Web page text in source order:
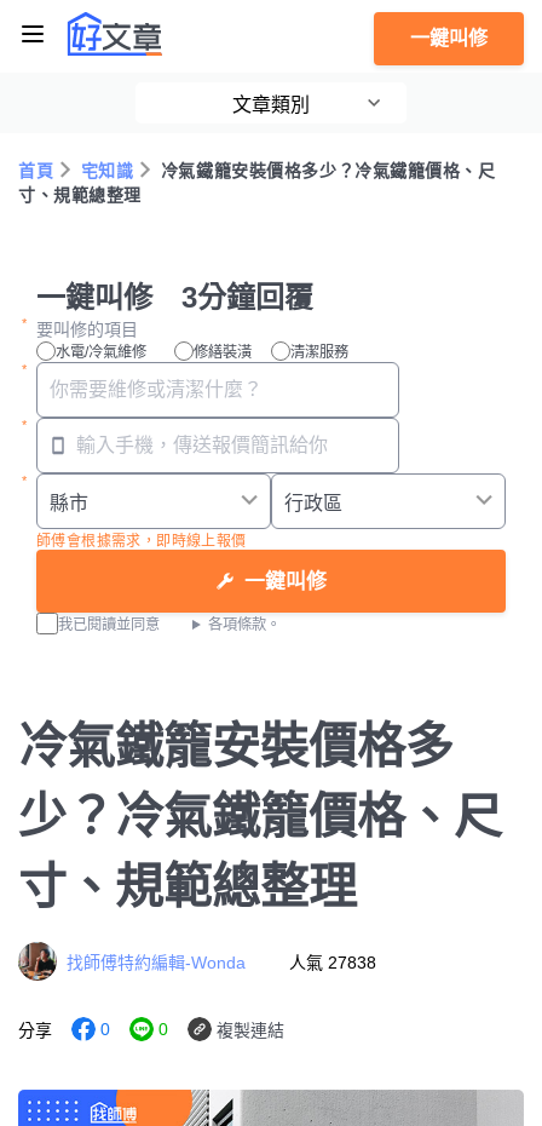
一鍵叫修
文章類別
首頁 宅知識
冷氣鐵籠安裝價格多少？冷氣鐵籠價格、尺
寸、規範總整理
一鍵叫修 3分鐘回覆
要叫修的項目
水電/冷氣維修 修繕裝潢 清潔服務
師傅會根據需求，即時線上報價
一鍵叫修
我已閱讀並同意 各項條款。
冷氣鐵籠安裝價格多
少？冷氣鐵籠價格、尺
寸、規範總整理
找師傅特約編輯-Wonda 人氣 27838
分享 0 0 複製連結